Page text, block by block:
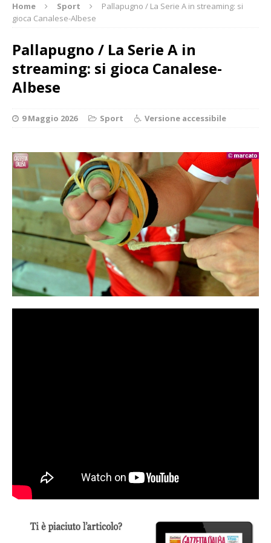
Home Sport
Pallapugno / La Serie A in streaming: si
gioca Canalese-Albese
Pallapugno / La Serie A in
streaming: si gioca Canalese-
Albese
9 Maggio 2026 Sport Versione accessibile